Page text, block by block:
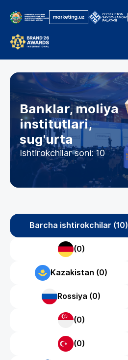
Banklar, moliya
institutlari,
sug'urta
Ishtirokchilar soni: 10
Barcha ishtirokchilar (10)
(0)
Kazakistan (0)
Rossiya (0)
(0)
(0)